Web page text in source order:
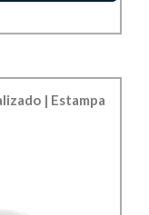
| Estampa